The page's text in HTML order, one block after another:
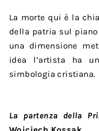
La morte qui è la
della patria sul
una dimensione
idea l’artista ha
simbologia cristiana.
La partenza della